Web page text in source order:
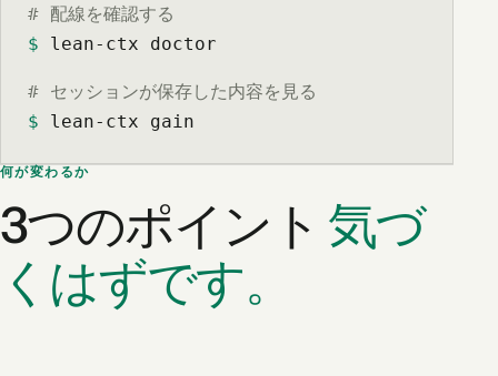
# 配線を確認する
$ lean-ctx doctor
# セッションが保存した内容を見る
$ lean-ctx gain
何が変わるか
3つのポイント 気づ
くはずです。